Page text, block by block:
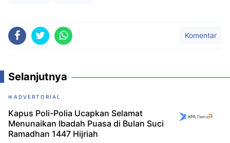
Komentar
Selanjutnya
ADVERTORIAL
Kapus Poli-Polia Ucapkan Selamat
Menunaikan Ibadah Puasa di Bulan Suci
Ramadhan 1447 Hijriah